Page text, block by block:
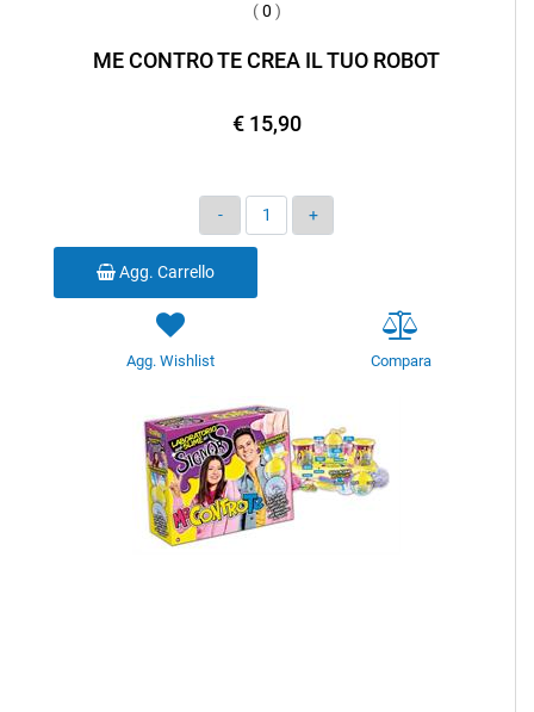
( 0 )
ME CONTRO TE CREA IL TUO ROBOT
€ 15,90
Quantità
Agg. Carrello
Agg. Wishlist Compara